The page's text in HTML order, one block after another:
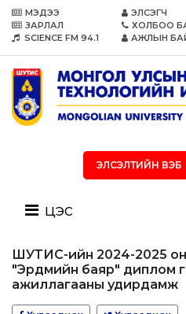
МЭДЭЭ
ЗАРЛАЛ
SCIENCE FM 94.1
ЭЛСЭГЧ
ХОЛБОО
АЖЛЫН
ЭЛСЭЛТИЙН ВЭБ
цэс
ШУТИС-ийн 2024-2025
"Эрдмийн баяр" диплом
ажиллагааны удирдамж